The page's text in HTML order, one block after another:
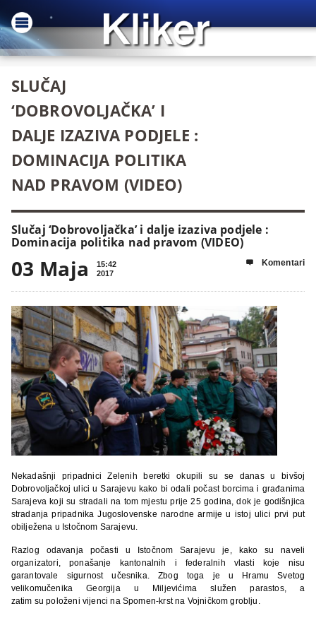
SLUČAJ
‘DOBROVOLJAČKA’ I
DALJE IZAZIVA PODJELE :
DOMINACIJA POLITIKA
NAD PRAVOM (VIDEO)
Slučaj ‘Dobrovoljačka’ i dalje izaziva podjele :
Dominacija politika nad pravom (VIDEO)
03 Maja
15:42
2017
 Komentari
Nekadašnji pripadnici Zelenih beretki okupili su se danas u bivšoj
Dobrovoljačkoj ulici u Sarajevu kako bi odali počast borcima i građanima
Sarajeva koji su stradali na tom mjestu prije 25 godina, dok je godišnjica
stradanja pripadnika Jugoslovenske narodne armije u istoj ulici prvi put
obilježena u Istočnom Sarajevu.
Razlog odavanja počasti u Istočnom Sarajevu je, kako su naveli
organizatori, ponašanje kantonalnih i federalnih vlasti koje nisu
garantovale sigurnost učesnika. Zbog toga je u Hramu Svetog
velikomučenika Georgija u Miljevićima služen parastos, a
zatim su položeni vijenci na Spomen-krst na Vojničkom groblju.